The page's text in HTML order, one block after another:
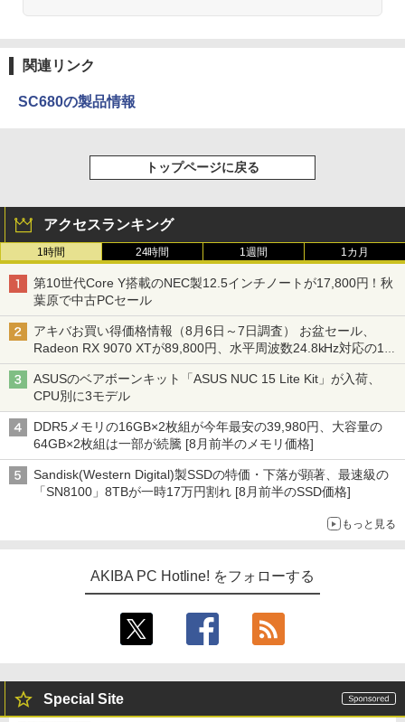
関連リンク
SC680の製品情報
トップページに戻る
アクセスランキング
1時間 24時間 1週間 1カ月
第10世代Core Y搭載のNEC製12.5インチノートが17,800円！秋
葉原で中古PCセール
アキバお買い得価格情報（8月6日～7日調査） お盆セール、
Radeon RX 9070 XTが89,800円、水平周波数24.8kHz対応の17
型モニターが9,801円、暑さ指数連動セール ほか
ASUSのベアボーンキット「ASUS NUC 15 Lite Kit」が入荷、
CPU別に3モデル
DDR5メモリの16GB×2枚組が今年最安の39,980円、大容量の
64GB×2枚組は一部が続騰 [8月前半のメモリ価格]
Sandisk(Western Digital)製SSDの特価・下落が顕著、最速級の
「SN8100」8TBが一時17万円割れ [8月前半のSSD価格]
もっと見る
AKIBA PC Hotline! をフォローする
Special Site